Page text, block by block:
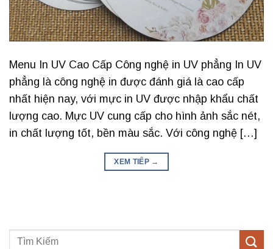
Menu In UV Cao Cấp Công nghệ in UV phẳng In UV
phẳng là công nghệ in được đánh giá là cao cấp
nhất hiện nay, với mực in UV được nhập khẩu chất
lượng cao. Mực UV cung cấp cho hình ảnh sắc nét,
in chất lượng tốt, bền màu sắc. Với công nghệ […]
XEM TIẾP →